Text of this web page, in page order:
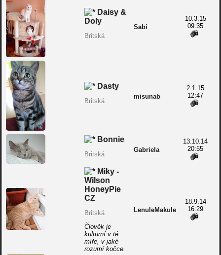
Daisy &
Doly
Britská
Sabi
10.3.15
09:35
Dasty
Britská
misunab
2.1.15
12:47
Bonnie
Britská
Gabriela
13.10.14
20:55
Miky -
Wilson
HoneyPie
CZ
Britská
Člověk je
kulturní v té
míře, v jaké
rozumí kočce.
LenuleMakule
18.9.14
16:29